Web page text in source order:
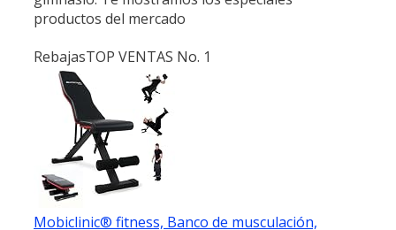
productos del mercado
RebajasTOP VENTAS No. 1
Mobiclinic® fitness, Banco de musculación,